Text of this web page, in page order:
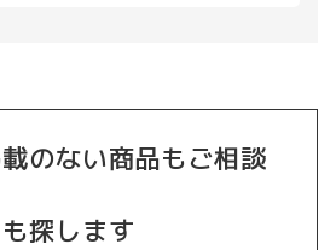
のない商品もご相談
探します